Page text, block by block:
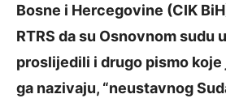
Bosne i Hercegovine (CIK
RTRS da su Osnovnom sudu
proslijedili i drugo pismo koje
ga nazivaju, “neustavnog